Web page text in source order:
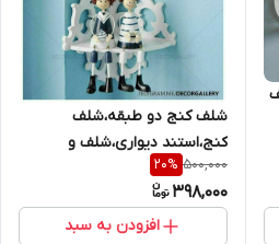
شلف کنج دو طبقه،شلف
کنج،استند دیواری،شلف و
طبقه،طاقچه کنج،استند،شلف
جای لوازم
500,000
20%
398,000
افزودن به سبد